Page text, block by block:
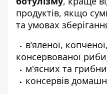
продуктів, якщо
та умовах
в’яленої,
консервованої
м'ясних та
консервів